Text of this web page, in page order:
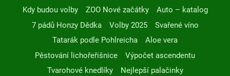
Kdy budou volby
ZOO Nové začátky
Auto – katalog
7 pádů Honzy Dědka
Volby 2025
Svařené víno
Tatarák podle Pohlreicha
Aloe vera
Pěstování lichořeřišnice
Výpočet ascendentu
Tvarohové knedlíky
Nejlepší palačinky